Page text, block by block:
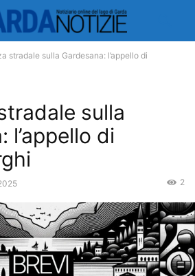
stradale sulla Gardesana: l’appello di
sulla
l’appello di
2